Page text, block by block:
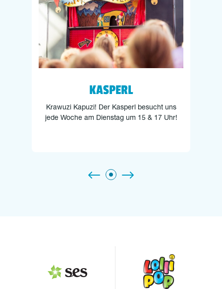
KASPERL
Krawuzi Kapuzi! Der Kasperl besucht uns
jede Woche am Dienstag um 15 & 17 Uhr!